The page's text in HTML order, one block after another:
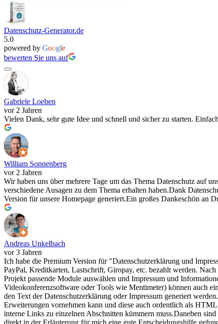
Datenschutz-Generator.de
5.0
powered by Google
bewerten Sie uns auf
Gabriele Loeben
vor 2 Jahren
Vielen Dank, sehr gute Idee und schnell und sicher zu starten.
William Sonnenberg
vor 2 Jahren
Wir haben uns über mehrere Tage um das Thema Datenschutz auf
verschiedene Ausagen zu dem Thema erhalten haben.Dank
Version für unsere Homepage generiert.Ein großes Dankeschön an
Andreas Unkelbach
vor 3 Jahren
Ich habe die Premium Version für "Datenschutzerklärung und
PayPal, Kreditkarten, Lastschrift, Giropay, etc. bezahlt werden.
Projekt passende Module auswählen und Impressum und
Videokonferenzsoftware oder Tools wie Mentimeter) können auch
den Text der Datenschutzerklärung oder Impressum generiert
Erweiterungen vornehmen kann und diese auch ordentlich als
interne Links zu einzelnen Abschnitten kümmern muss.Daneben
direkt in der Erläuterung für mich eine gute Entscheidungshilfe